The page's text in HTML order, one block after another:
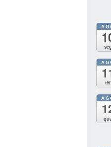
seg
ter